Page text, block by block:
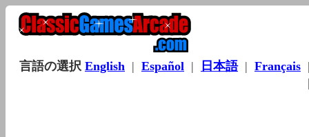
言語の選択 English | Español | 日本語| Français